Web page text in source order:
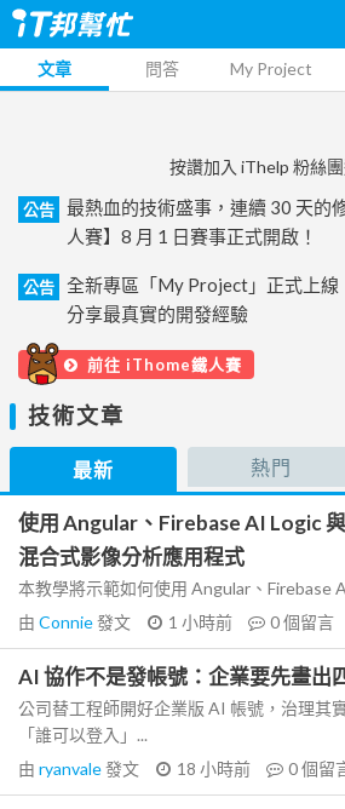
文章 問答 My Project
按讚加入 iThelp 粉絲
公告
最熱血的技術盛事，連續 30 天的
人賽】8 月 1 日賽事正式開啟！
公告
全新專區「My Project」正式上線
分享最真實的開發經驗
前往 iThome鐵人賽
技術文章
最新 熱門
使用 Angular、Firebase AI Logic
混合式影像分析應用程式
本教學將示範如何使用 Angular、Firebase
由 Connie發文 1 小時前 0個留言
AI 協作不是發帳號：企業要先畫出
公司替工程師開好企業版 AI 帳號，治理其
「誰可以登入」...
由 ryanvale發文 18 小時前 0個留